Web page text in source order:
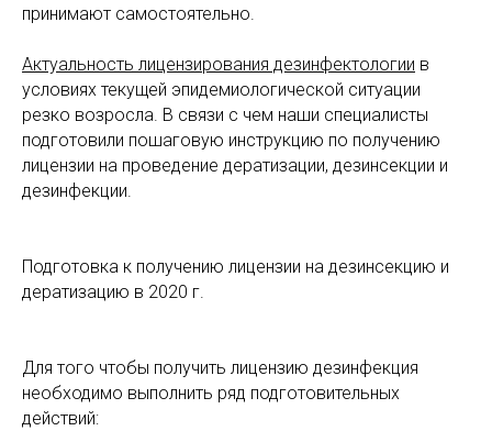
принимают самостоятельно.
Актуальность лицензирования дезинфектологии в
условиях текущей эпидемиологической ситуации
резко возросла. В связи с чем наши специалисты
подготовили пошаговую инструкцию по получению
лицензии на проведение дератизации, дезинсекции и
дезинфекции.
️Подготовка к получению лицензии на дезинсекцию и
дератизацию в 2020 г.
Для того чтобы получить лицензию дезинфекция
необходимо выполнить ряд подготовительных
действий: